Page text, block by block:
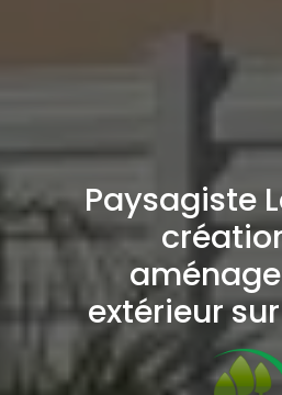
Paysagiste
extérieur